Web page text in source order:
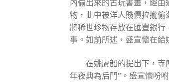
內偷出來的古玩書畫，經
物，此中被洋人賤價拉攏偷
將稀世珍物存放在匯豐銀行
事。如前所述，盛宣懷在給
在姚賡韶的提出下，寺
年夜典為后門”。盛宣懷吩